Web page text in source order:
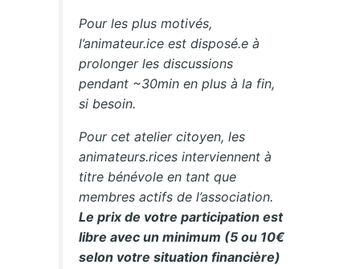
Pour les plus motivés,
l’animateur.ice est disposé.e à
prolonger les discussions
pendant ~30min en plus à la fin,
si besoin.
Pour cet atelier citoyen, les
animateurs.rices interviennent à
titre bénévole en tant que
membres actifs de l’association.
Le prix de votre participation est
libre avec un minimum (5 ou 10€
selon votre situation financière)